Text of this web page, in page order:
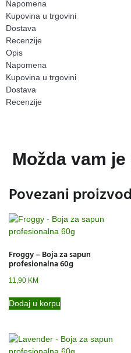
Napomena
Kupovina u trgovini
Dostava
Recenzije
Opis
Napomena
Kupovina u trgovini
Dostava
Recenzije
Možda vam
Povezani
Froggy – Boja za sapun
profesionalna 60g
11,90 KM
Dodaj u korpu